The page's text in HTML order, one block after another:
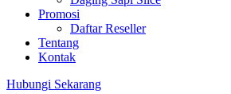
Promosi
Daftar Reseller
Tentang
Kontak
Hubungi Sekarang